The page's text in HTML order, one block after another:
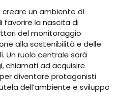
creare un ambiente di
favorire la nascita di
del monitoraggio
alla sostenibilità e delle
Un ruolo centrale sarà
chiamati ad acquisire
diventare protagonisti
dell’ambiente e sviluppo